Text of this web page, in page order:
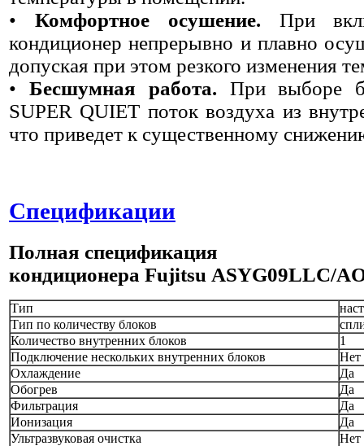
• Комфортное осушение. При
кондиционер непрерывно и плавно
допуская при этом резкого изменения
• Бесшумная работа. При выборе
SUPER QUIET поток воздуха из
что приведет к существенному
Спецификации
Полная спецификация
кондиционера Fujitsu ASYG09LLC/
Тип
Тип по количеству блоков
Количество внутренних блоков
1
Подключение нескольких внутренних блоков
Нет
Охлаждение
Да
Обогрев
Да
Фильтрация
Да
Ионизация
Да
Ультразвуковая очистка
Нет